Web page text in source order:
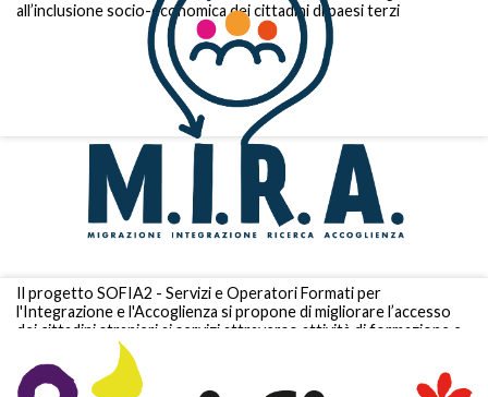
all’inclusione socio-economica dei cittadini di paesi terzi
Il progetto SOFIA2 - Servizi e Operatori Formati per
l'Integrazione e l'Accoglienza si propone di migliorare l’accesso
dei cittadini stranieri ai servizi attraverso attività di formazione e
sensibilizzazione degli operatori